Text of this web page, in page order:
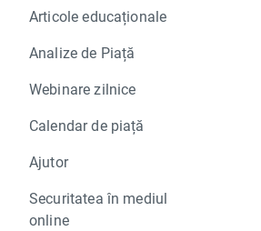
Articole educaționale
Analize de Piață
Webinare zilnice
Calendar de piață
Ajutor
Securitatea în mediul
online